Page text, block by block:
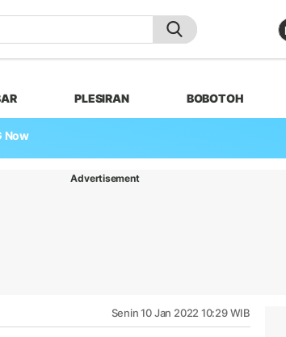
PLESIRAN BOBOTOH
Now
Advertisement
Senin 10 Jan 2022 10:29 WIB